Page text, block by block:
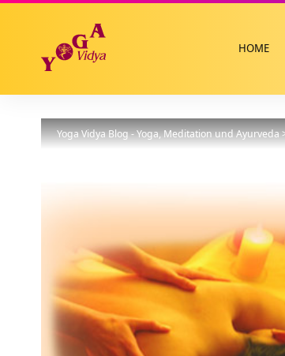
HOME
Yoga Vidya Blog - Yoga, Meditation und Ayurveda